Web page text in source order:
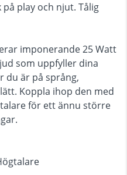
play och njut. Tålig
imponerande 25 Watt
som uppfyller dina
du är på språng,
Koppla ihop den med
för ett ännu större